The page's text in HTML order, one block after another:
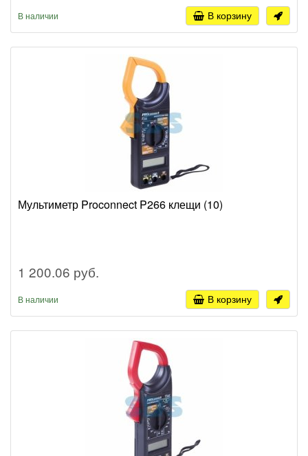
В наличии В корзину
Мультиметр Proconnect P266 клещи (10)
1 200.06 руб.
В наличии В корзину